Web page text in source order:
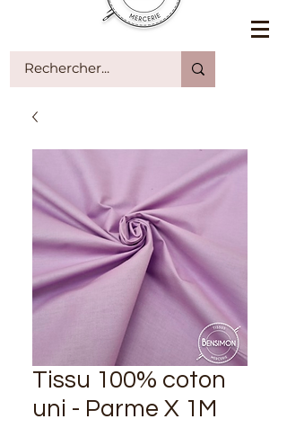
Tissu 100% coton
uni - Parme X 1M